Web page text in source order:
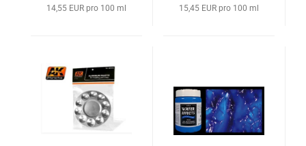
14,55 EUR pro 100 ml 15,45 EUR pro 100 ml